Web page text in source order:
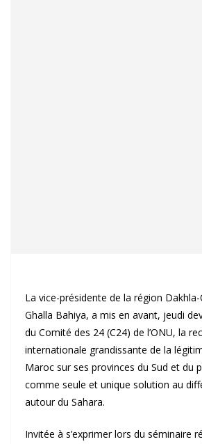
La vice-présidente de la région Dakhla-
Ghalla Bahiya, a mis en avant, jeudi
du Comité des 24 (C24) de l’ONU, la
internationale grandissante de la
Maroc sur ses provinces du Sud et du
comme seule et unique solution au
autour du Sahara.
Invitée à s’exprimer lors du séminaire